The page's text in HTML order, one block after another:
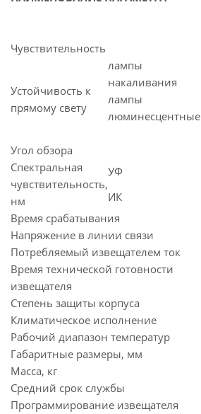
Чувствительность
Устойчивость к
прямому свету
лампы
накаливания
лампы
люминесцентные
Угол обзора
Спектральная
чувствительность,
нм
УФ
ИК
Время срабатывания
Напряжение в линии связи
Потребляемый извещателем ток
Время технической готовности
извещателя
Степень защиты корпуса
Климатическое исполнение
Рабочий диапазон температур
Габаритные размеры, мм
Масса, кг
Средний срок службы
Программирование извещателя